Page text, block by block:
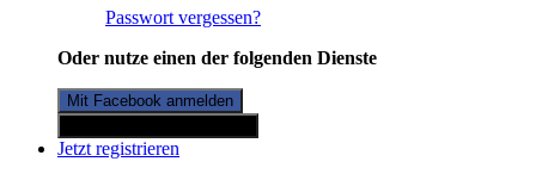
Passwort vergessen?
Oder nutze einen der folgenden Dienste
Mit Facebook anmelden
Jetzt registrieren